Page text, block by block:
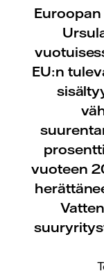
EU:n
vuoteen